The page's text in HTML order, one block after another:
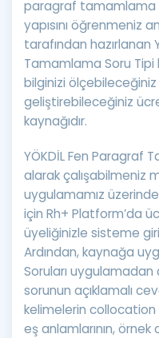
Blog
İngilizce Gramer
paragraf tamamlama
yapısını öğrenmeniz
tarafından hazırlanan
Tamamlama Soru Tipi
bilginizi
geliştirebileceğiniz
kaynağıdır.
YÖKDİL Fen Paragraf
alarak çalışabilmeniz
uygulamamız
için Rh+ Platform’da
üyeliğinizle sisteme
Ardından, kaynağa
Soruları
sorunun açıklamalı
kelimelerin collocation
eş anlamlarının, örnek